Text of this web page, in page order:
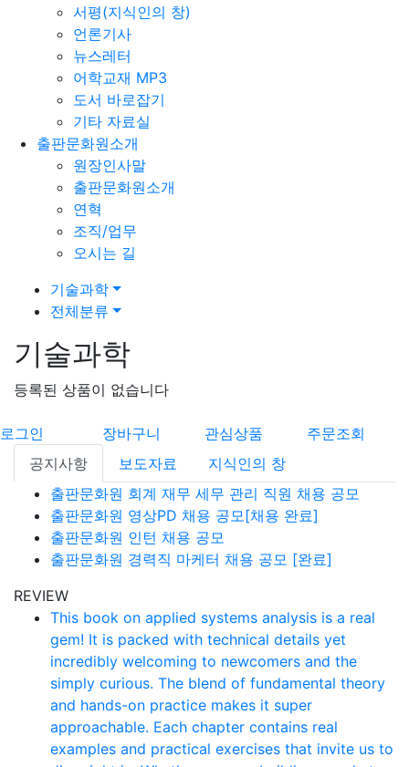
서평(지식인의 창)
언론기사
뉴스레터
어학교재 MP3
도서 바로잡기
기타 자료실
출판문화원소개
원장인사말
출판문화원소개
연혁
조직/업무
오시는 길
기술과학
전체분류
기술과학
등록된 상품이 없습니다
로그인 장바구니 관심상품
주문조회
공지사항
보도자료
지식인의 창
출판문화원 회계 재무 세무 관리 직원 채용 공모
출판문화원 영상PD 채용 공모[채용 완료]
출판문화원 인턴 채용 공모
출판문화원 경력직 마케터 채용 공모 [완료]
REVIEW
This book on applied systems analysis is a real
gem! It is packed with technical details yet
incredibly welcoming to newcomers and the
simply curious. The blend of fundamental theory
and hands-on practice makes it super
approachable. Each chapter contains real
examples and practical exercises that invite us to